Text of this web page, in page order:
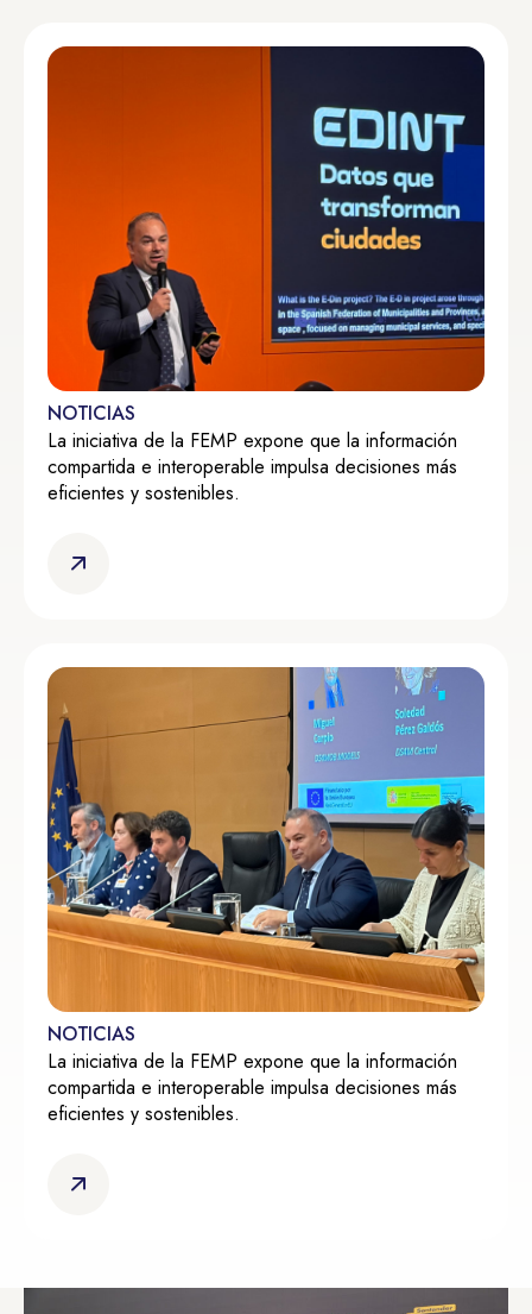
NOTICIAS
La iniciativa de la FEMP expone que la información
compartida e interoperable impulsa decisiones más
eficientes y sostenibles.
NOTICIAS
La iniciativa de la FEMP expone que la información
compartida e interoperable impulsa decisiones más
eficientes y sostenibles.